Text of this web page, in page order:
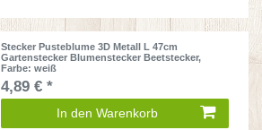
Stecker Pusteblume 3D Metall L 47cm
Gartenstecker Blumenstecker Beetstecker,
Farbe: weiß
4,89 € *
In den Warenkorb